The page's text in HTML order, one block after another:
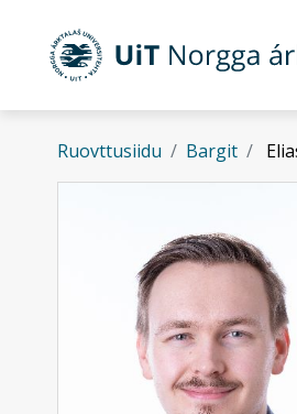
Gå til hovedinnhold
Ruovttusiidu Bargit